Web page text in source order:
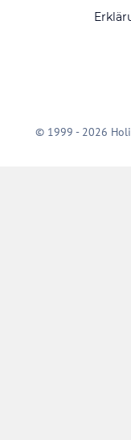
© 1999 - 2026